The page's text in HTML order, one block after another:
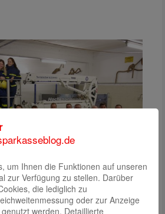
um Ihnen die Funktionen auf unseren
zur Verfügung zu stellen. Darüber
die lediglich zu
oder zur Anzeige
werden. Detaillierte